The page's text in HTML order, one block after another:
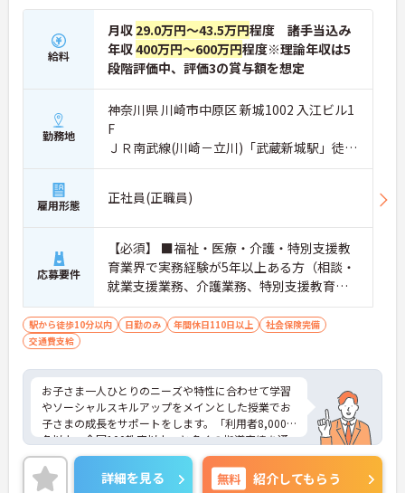
給料
月収 29.0万円～43.5万円程度 諸手当込み
年収400万円～600万円程度※理論年収は5
段階評価中、評価3の賞与額を想定
勤務地
神奈川県 川崎市中原区 新城1002 入江ビル1
F
ＪＲ南武線(川崎－立川)「武蔵新城駅」徒歩
3分
雇用形態 正社員(正職員)
応募要件
【必須】 ■福祉・医療・介護・特別支援教
育業界で実務経験が5年以上ある方（相談・
就業支援業務、介護業務、特別支援教育な
ど） ■児童発達支援管理責任者研修受講者
駅から徒歩10分以内 日勤のみ 年間休日110日以上
社会保険完備
交通費支給
お子さま一人ひとりのニーズや特性に合わせて学習
やソーシャルスキルアップをメインとした授業でお
子さまの成長をサポートをします。「利用者8,000
名以上、全国100教室以上」と多くの指導実績を通
して培ったノウハウもあり、満足度の高いサービス
の提供とともに、自身の療育分野でのスキル向上も
目指せます。年間休日は120日前後とプライベート
詳細を見る 無料 紹介してもらう